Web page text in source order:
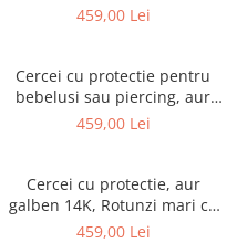
mm
459,00 Lei
Cercei cu protectie pentru
bebelusi sau piercing, aur
galben 14K, Bilute 3 mm
459,00 Lei
Cercei cu protectie, aur
galben 14K, Rotunzi mari cu
opal albastru sidef 5 mm
459,00 Lei